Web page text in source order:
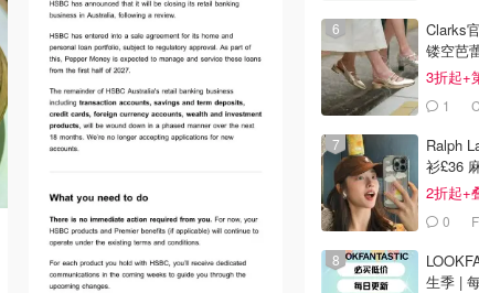
Clarks
镂空芭
3折起+
服！1
Ralph
衫£36
2折起+
0
生季 |